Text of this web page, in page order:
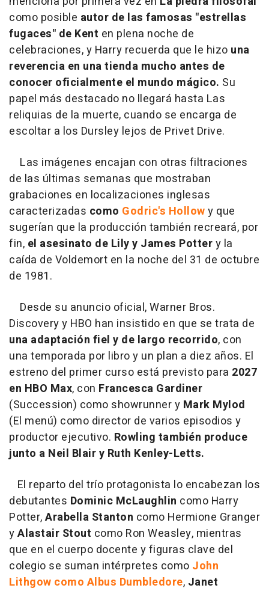
como posible autor de las famosas "estrellas
fugaces" de Kent en plena noche de
celebraciones, y Harry recuerda que le hizo una
reverencia en una tienda mucho antes de
conocer oficialmente el mundo mágico. Su
papel más destacado no llegará hasta Las
reliquias de la muerte, cuando se encarga de
escoltar a los Dursley lejos de Privet Drive.
Las imágenes encajan con otras filtraciones
de las últimas semanas que mostraban
grabaciones en localizaciones inglesas
caracterizadas como Godric's Hollowy que
sugerían que la producción también recreará, por
fin, el asesinato de Lily y James Pottery la
caída de Voldemort en la noche del 31 de octubre
de 1981.
Desde su anuncio oficial, Warner Bros.
Discovery y HBO han insistido en que se trata de
una adaptación fiel y de largo recorrido, con
una temporada por libro y un plan a diez años. El
estreno del primer curso está previsto para 2027
en HBO Max, con Francesca Gardiner
(Succession) como showrunner y Mark Mylod
(El menú) como director de varios episodios y
productor ejecutivo. Rowling también produce
junto a Neil Blair y Ruth Kenley-Letts.
El reparto del trío protagonista lo encabezan los
debutantes Dominic McLaughlin como Harry
Potter,Arabella Stanton como Hermione Granger
yAlastair Stout como Ron Weasley, mientras
que en el cuerpo docente y figuras clave del
colegio se suman intérpretes como John
Lithgow como Albus Dumbledore, Janet